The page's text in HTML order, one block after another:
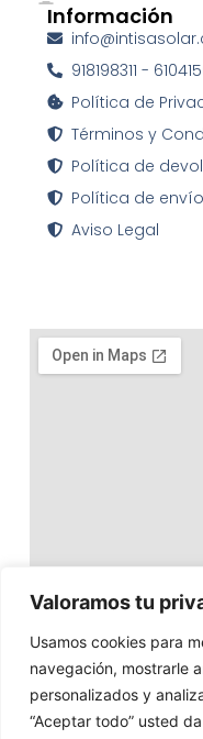
Valoramos tu
Usamos cookies para
navegación, mostrarle
personalizados y
“Aceptar todo” usted
Información
918198311 -
Política de
Términos y
Política de
Política de envío
Aviso Legal